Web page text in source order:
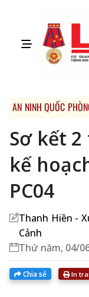
AN NINH QUỐC
Sơ kết
kế
PC04
Thanh Hiền -
Cảnh
Thứ năm, 04/
Chia sẻ In